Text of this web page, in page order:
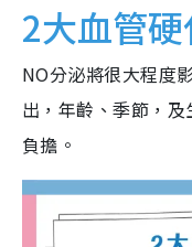
2大血管
NO分泌將很大程度
出，年齡、季節，
負擔。